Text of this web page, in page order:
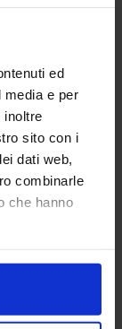
ed
media e per
inoltre
sito con i
dati web,
combinarle
che hanno